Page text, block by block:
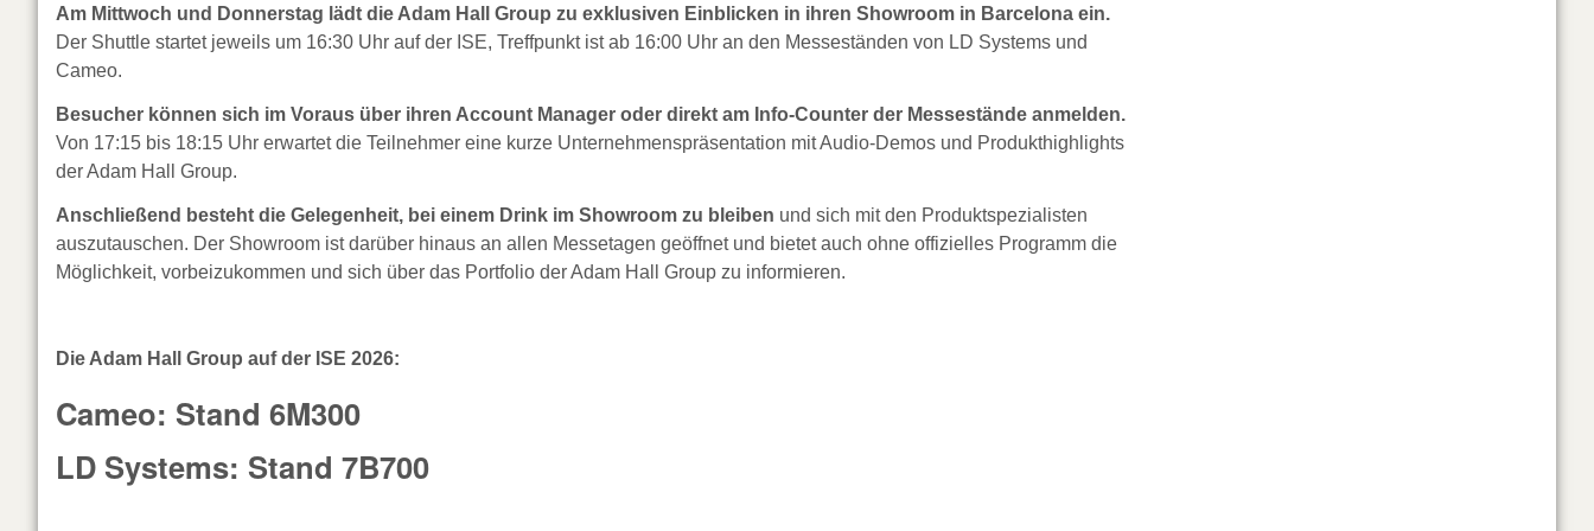
Am Mittwoch und Donnerstag lädt die Adam Hall Group zu exklusiven Einblicken in ihren Showroom in Barcelona ein.
Der Shuttle startet jeweils um 16:30 Uhr auf der ISE, Treffpunkt ist ab 16:00 Uhr an den Messeständen von LD Systems und
Cameo.
Besucher können sich im Voraus über ihren Account Manager oder direkt am Info-Counter der Messestände anmelden.
Von 17:15 bis 18:15 Uhr erwartet die Teilnehmer eine kurze Unternehmenspräsentation mit Audio-Demos und Produkthighlights
der Adam Hall Group.
Anschließend besteht die Gelegenheit, bei einem Drink im Showroom zu bleiben und sich mit den Produktspezialisten
auszutauschen. Der Showroom ist darüber hinaus an allen Messetagen geöffnet und bietet auch ohne offizielles Programm die
Möglichkeit, vorbeizukommen und sich über das Portfolio der Adam Hall Group zu informieren.
Die Adam Hall Group auf der ISE 2026:
Cameo: Stand 6M300
LD Systems: Stand 7B700